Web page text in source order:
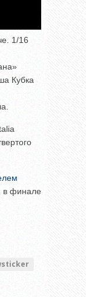
1/16
Кубка
в финале